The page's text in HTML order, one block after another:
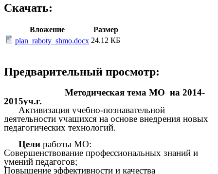
Скачать:
Вложение
Размер
plan_raboty_shmo.docx 24.12 КБ
Предварительный просмотр:
Методическая тема МО на 2014-
2015уч.г.
Активизация учебно-познавательной
деятельности учащихся на основе внедрения новых
педагогических технологий.
Цели работы МО:
Совершенствование профессиональных знаний и
умений педагогов;
Повышение эффективности и качества